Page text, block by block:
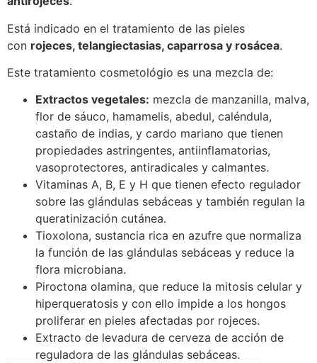
Está indicado en el tratamiento de las pieles
con rojeces, telangiectasias, caparrosa y rosácea.
Este tratamiento cosmetológio es una mezcla de:
Extractos vegetales: mezcla de manzanilla, malva,
flor de sáuco, hamamelis, abedul, caléndula,
castaño de indias, y cardo mariano que tienen
propiedades astringentes, antiinflamatorias,
vasoprotectores, antiradicales y calmantes.
Vitaminas A, B, E y H que tienen efecto regulador
sobre las glándulas sebáceas y también regulan la
queratinización cutánea.
Tioxolona, sustancia rica en azufre que normaliza
la función de las glándulas sebáceas y reduce la
flora microbiana.
Piroctona olamina, que reduce la mitosis celular y
hiperqueratosis y con ello impide a los hongos
proliferar en pieles afectadas por rojeces.
Extracto de levadura de cerveza de acción de
reguladora de las glándulas sebáceas.